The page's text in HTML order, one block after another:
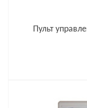
Пульт